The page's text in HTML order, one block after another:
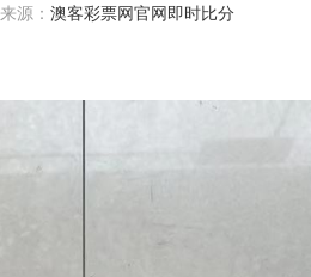
来源：澳客彩票网官网即时比分